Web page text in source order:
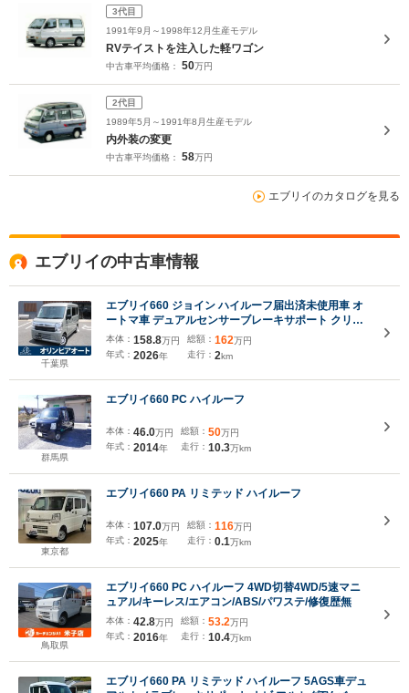
3代目
1991年9月～1998年12月生産モデル
RVテイストを注入した軽ワゴン
中古車平均価格： 50万円
2代目
1989年5月～1991年8月生産モデル
内外装の変更
中古車平均価格： 58万円
エブリイのカタログを見る
エブリイの中古車情報
千葉県
エブリイ660 ジョイン ハイルーフ届出済未使用車 オ
ートマ車 デュアルセンサーブレーキサポート クリア
ランスソナー シートヒーター USB充電 LEDヘッドラ
イト プッシュスタート スマートキー アイドリングス
トップ 電動ドアミラー
本体： 158.8万円
年式： 2026年
総額： 162万円
走行： 2km
群馬県
エブリイ660 PC ハイルーフ
本体： 46.0万円
年式： 2014年
総額： 50万円
走行： 10.3万km
東京都
エブリイ660 PA リミテッド ハイルーフ
本体： 107.0万円
年式： 2025年
総額： 116万円
走行： 0.1万km
鳥取県
エブリイ660 PC ハイルーフ 4WD切替4WD/5速マニ
ュアル/キーレス/エアコン/ABS/パワステ/修復歴無
本体： 42.8万円
年式： 2016年
総額： 53.2万円
走行： 10.4万km
エブリイ660 PA リミテッド ハイルーフ 5AGS車デュ